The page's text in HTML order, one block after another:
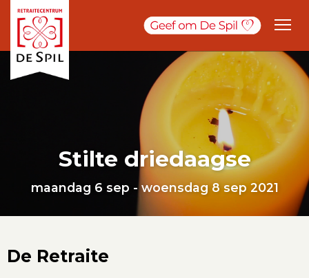
Stilte driedaagse
maandag 6 sep - woensdag 8 sep 2021
De Retraite